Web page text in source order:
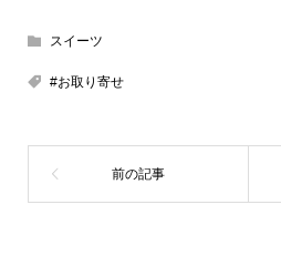
スイーツ
#お取り寄せ